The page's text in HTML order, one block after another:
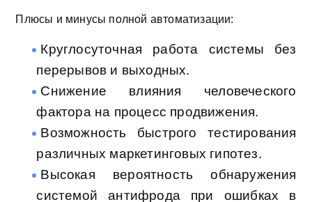
Плюсы и минусы полной автоматизации:
Круглосуточная работа системы без
перерывов и выходных.
Снижение влияния человеческого
фактора на процесс продвижения.
Возможность быстрого тестирования
различных маркетинговых гипотез.
Высокая вероятность обнаружения
системой антифрода при ошибках в